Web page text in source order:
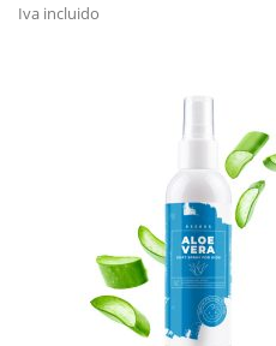
Iva incluido